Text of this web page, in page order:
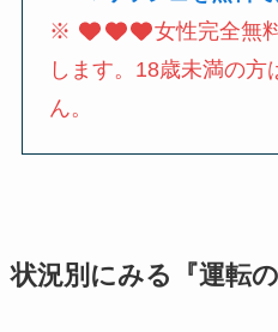
※
女性完全無
します。18歳未満の
ん。
状況別にみる『運転